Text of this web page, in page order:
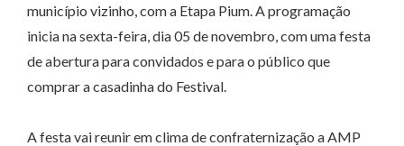
município vizinho, com a Etapa Pium. A programação
inicia na sexta-feira, dia 05 de novembro, com uma festa
de abertura para convidados e para o público que
comprar a casadinha do Festival.
A festa vai reunir em clima de confraternização a AMP